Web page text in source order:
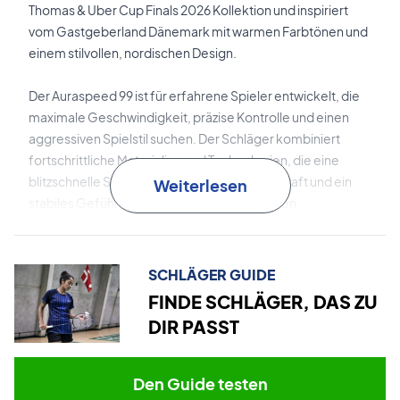
Thomas & Uber Cup Finals 2026 Kollektion und inspiriert
vom Gastgeberland Dänemark mit warmen Farbtönen und
einem stilvollen, nordischen Design.
Der Auraspeed 99 ist für erfahrene Spieler entwickelt, die
maximale Geschwindigkeit, präzise Kontrolle und einen
aggressiven Spielstil suchen. Der Schläger kombiniert
fortschrittliche Materialien und Technologien, die eine
blitzschnelle Schlägerführung, hohe Schlagkraft und ein
stabiles Gefühl bei jedem Schlag ermöglichen.
Schaft integriert und verbessert die Kraftübertragung
sowie die Schlaggeschwindigkeit.
NANO AEROGEL
verstärkt den Rahmen und optimiert die
ist das aerodynamische Rahmendesign,
Weiterlesen
SCHLÄGER GUIDE
FINDE SCHLÄGER, DAS ZU
DIR PASST
Den Guide testen